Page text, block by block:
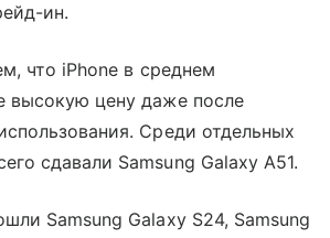
ин.
что iPhone в среднем
высокую цену даже после
Среди отдельных
сдавали Samsung Galaxy A51.
Samsung Galaxy S24, Samsung